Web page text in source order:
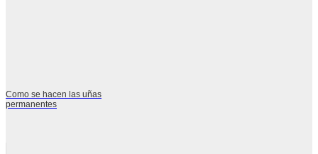
Como se hacen las uñas
permanentes